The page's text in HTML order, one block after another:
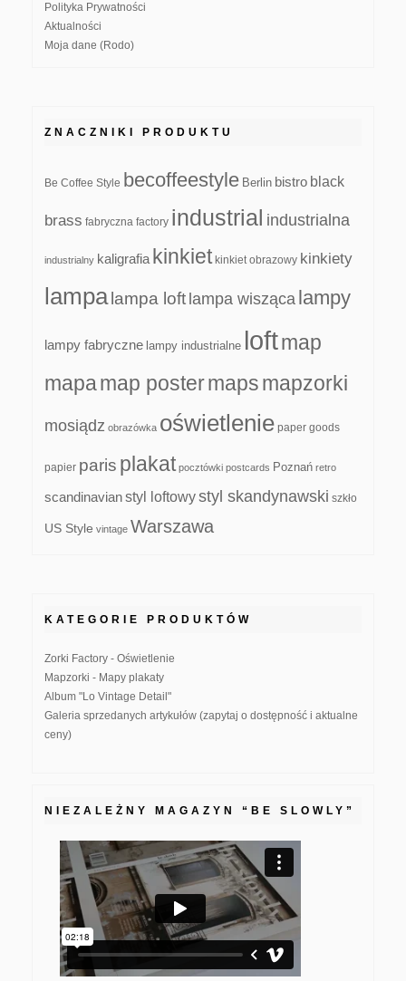
Polityka Prywatności
Aktualności
Moja dane (Rodo)
ZNACZNIKI PRODUKTU
Be Coffee Style becoffeestyle Berlin bistro black
brass fabryczna factory industrial industrialna
industrialny kaligrafia kinkiet kinkiet obrazowy kinkiety
lampa lampa loft lampa wisząca lampy
lampy fabryczne lampy industrialne loftmap
mapamap postermapsmapzorki
mosiądz obrazówka oświetlenie paper goods
papier paris plakat pocztówki postcards Poznań retro
scandinavianstyl loftowystyl skandynawski szkło
US Style vintage Warszawa
KATEGORIE PRODUKTÓW
Zorki Factory - Oświetlenie
Mapzorki - Mapy plakaty
Album "Lo Vintage Detail"
Galeria sprzedanych artykułów (zapytaj o dostępność i aktualne
ceny)
NIEZALEŻNY MAGAZYN “BE SLOWLY”